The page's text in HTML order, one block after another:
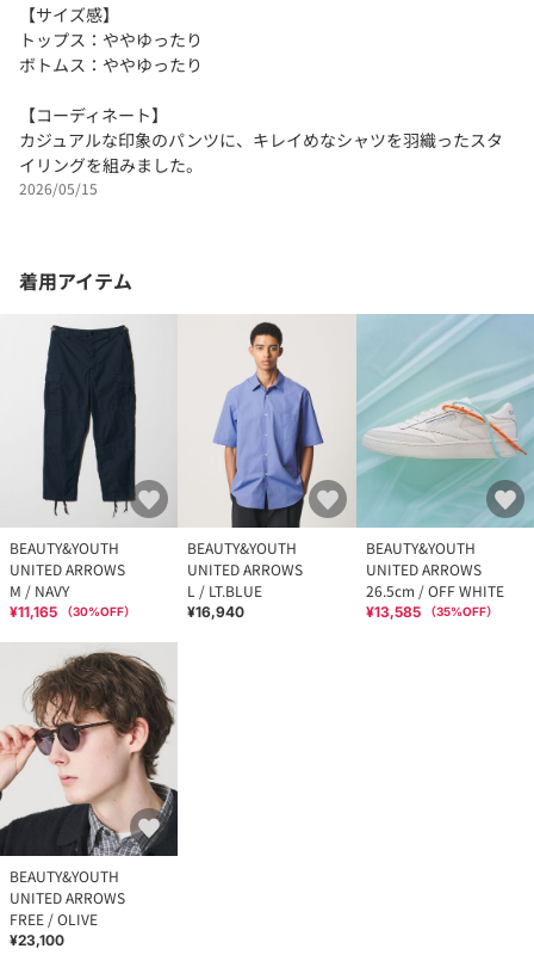
【サイズ感】
トップス：ややゆったり
ボトムス：ややゆったり
【コーディネート】
カジュアルな印象のパンツに、キレイめなシャツを羽織ったスタ
イリングを組みました。
2026/05/15
着用アイテム
BEAUTY&YOUTH
UNITED ARROWS
M / NAVY
¥11,165 （30%OFF）
BEAUTY&YOUTH
UNITED ARROWS
L / LT.BLUE
¥16,940
BEAUTY&YOUTH
UNITED ARROWS
26.5cm / OFF WHITE
¥13,585 （35%OFF）
BEAUTY&YOUTH
UNITED ARROWS
FREE / OLIVE
¥23,100